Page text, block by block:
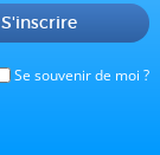
Se souvenir de moi ?
S'inscrire